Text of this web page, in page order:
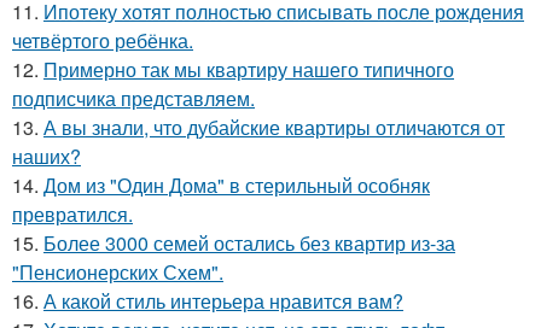
11. Ипотеку хотят полностью списывать после рождения
четвёртого ребёнка.
12. Примерно так мы квартиру нашего типичного
подписчика представляем.
13. А вы знали, что дубайские квартиры отличаются от
наших?
14. Дом из "Один Дома" в стерильный особняк
превратился.
15. Более 3000 семей остались без квартир из-за
"Пенсионерских Схем".
16. А какой стиль интерьера нравится вам?